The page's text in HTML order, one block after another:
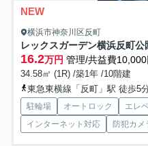
NEW
横浜市神奈川区反町
レックスガーデン横浜反町公
16.2万円 管理/共益費10,000
34.58㎡ (1R) /築1年 /10階建
東急東横線「反町」駅 徒歩5
駐輪場 オートロック エレ
インターネット対応
防犯カメ